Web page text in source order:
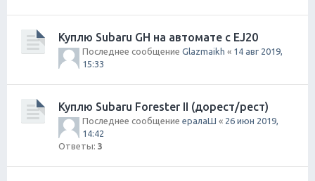
Куплю Subaru GH на автомате с EJ20
Последнее сообщение Glazmaikh « 14 авг 2019,
15:33
Куплю Subaru Forester II (дорест/рест)
Последнее сообщение ералаШ « 26 июн 2019,
14:42
Ответы: 3